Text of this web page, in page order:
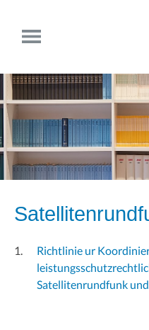
Richtlinie ur
Satellitenrundfunk